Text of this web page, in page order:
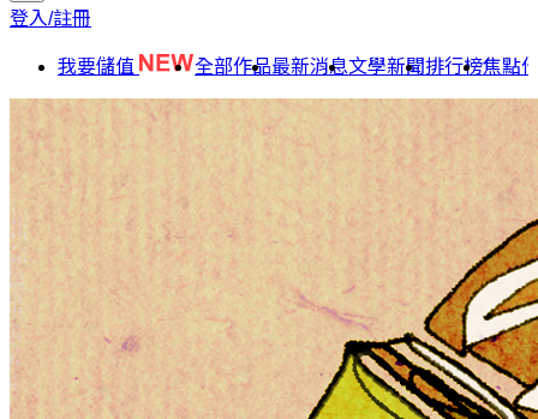
登入/註冊
我要儲值 全部作品最新消息文學新聞排行榜焦點